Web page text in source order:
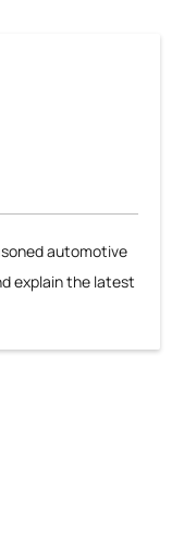
automotive
explain the latest